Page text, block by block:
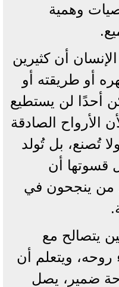
وهمية
أن كثيرين
أو طريقته أو
أحدًا لن يستطيع
الأرواح الصادقة
تُصنع، بل تُولد
قسوتها أن
من ينجحون في
يتصالح مع
ويتعلم أن
ضمير، يصل